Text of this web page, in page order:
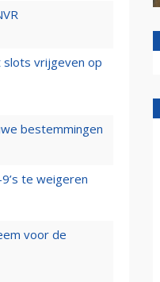
slots vrijgeven op
bestemmingen
te weigeren
voor de